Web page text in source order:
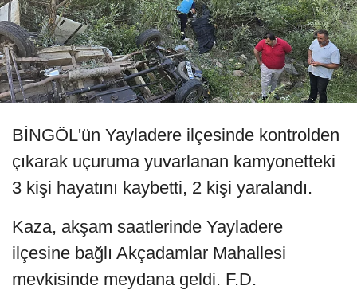
BİNGÖL'ün Yayladere ilçesinde kontrolden
çıkarak uçuruma yuvarlanan kamyonetteki
3 kişi hayatını kaybetti, 2 kişi yaralandı.
Kaza, akşam saatlerinde Yayladere
ilçesine bağlı Akçadamlar Mahallesi
mevkisinde meydana geldi. F.D.